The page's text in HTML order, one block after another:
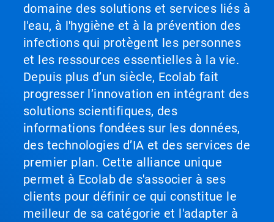
domaine des solutions et services liés à
l'eau, à l'hygiène et à la prévention des
infections qui protègent les personnes
et les ressources essentielles à la vie.
Depuis plus d’un siècle, Ecolab fait
progresser l’innovation en intégrant des
solutions scientifiques, des
informations fondées sur les données,
des technologies d’IA et des services de
premier plan. Cette alliance unique
permet à Ecolab de s'associer à ses
clients pour définir ce qui constitue le
meilleur de sa catégorie et l'adapter à